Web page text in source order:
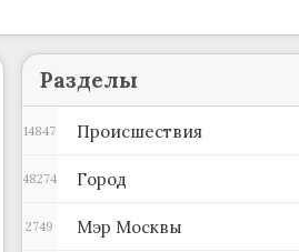
Разделы
Происшествия
14847
Город
48274
Мэр Москвы
2749